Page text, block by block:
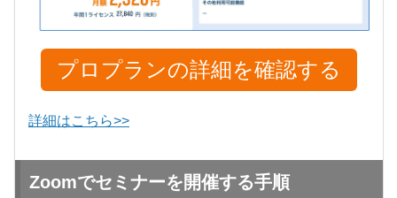
プロプランの詳細を確認する
詳細はこちら>>
Zoomでセミナーを開催する手順